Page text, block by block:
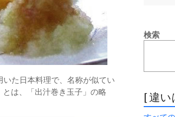
いた日本料理で、名称が似てい
は、「出汁巻き玉子」の略
検索
[ 違い